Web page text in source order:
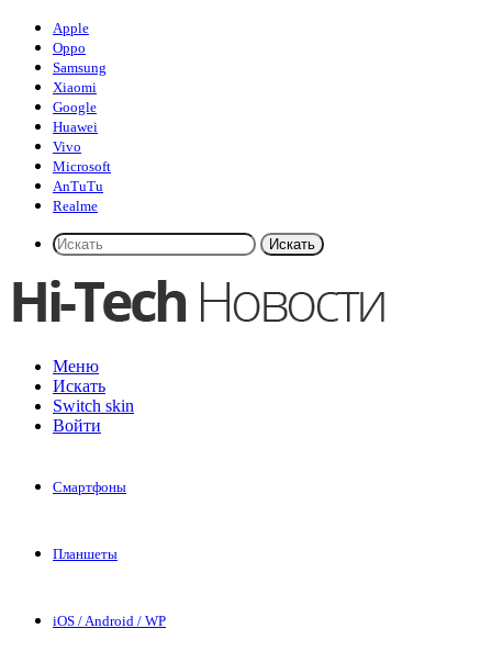
Apple
Oppo
Samsung
Xiaomi
Google
Huawei
Vivo
Microsoft
AnTuTu
Realme
Искать
Меню
Искать
Switch skin
Войти
Смартфоны
Планшеты
iOS / Android / WP